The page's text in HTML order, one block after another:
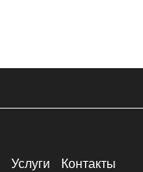
Услуги Контакты